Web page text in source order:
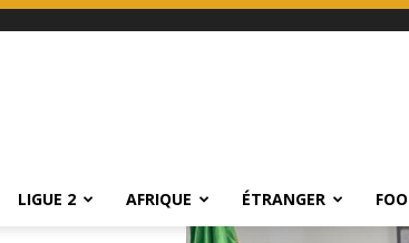
LIGUE 2 AFRIQUE ÉTRANGER